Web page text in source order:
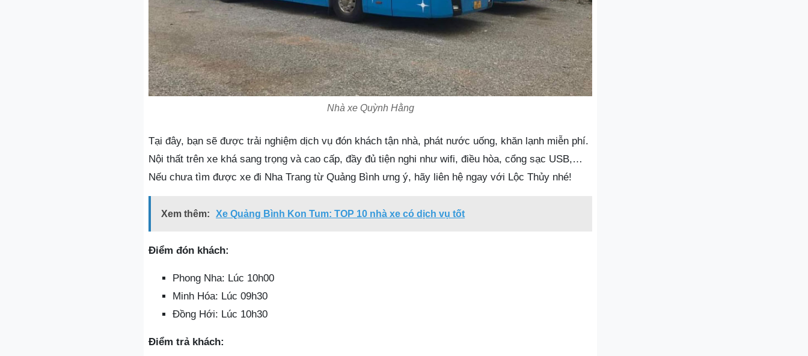
Nhà xe Quỳnh Hằng
Tại đây, bạn sẽ được trải nghiệm dịch vụ đón khách tận nhà, phát nước uống, khăn lạnh miễn phí.
Nội thất trên xe khá sang trọng và cao cấp, đầy đủ tiện nghi như wifi, điều hòa, cổng sạc USB,…
Nếu chưa tìm được xe đi Nha Trang từ Quảng Bình ưng ý, hãy liên hệ ngay với Lộc Thủy nhé!
Xem thêm: Xe Quảng Bình Kon Tum: TOP 10 nhà xe có dịch vụ tốt
Điểm đón khách:
Phong Nha: Lúc 10h00
Minh Hóa: Lúc 09h30
Đồng Hới: Lúc 10h30
Điểm trả khách: